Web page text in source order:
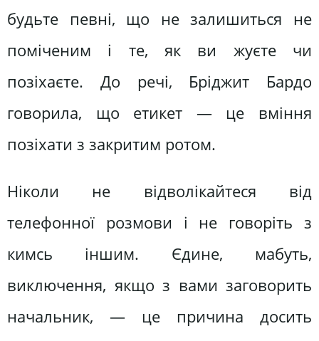
будьте певні, що не залишиться не
поміченим і те, як ви жуєте чи
позіхаєте. До речі, Бріджит Бардо
говорила, що етикет — це вміння
позіхати з закритим ротом.
Ніколи не відволікайтеся від
телефонної розмови і не говоріть з
кимсь іншим. Єдине, мабуть,
виключення, якщо з вами заговорить
начальник, — це причина досить